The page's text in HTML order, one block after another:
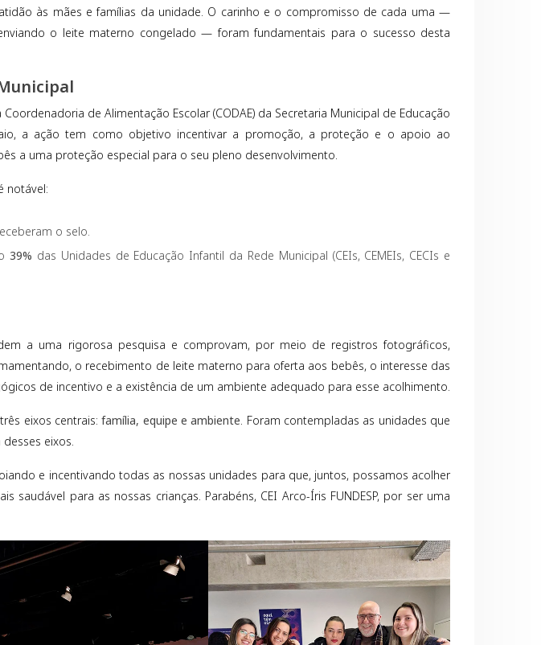
às mães e famílias da unidade. O carinho e o compromisso de cada uma —
o leite materno congelado — foram fundamentais para o sucesso desta
de Alimentação Escolar (CODAE) da Secretaria Municipal de Educação
a ação tem como objetivo incentivar a promoção, a proteção e o apoio ao
a uma proteção especial para o seu pleno desenvolvimento.
notável:
o selo.
39% das Unidades de Educação Infantil da Rede Municipal (CEIs, CEMEIs, CECIs e
a uma rigorosa pesquisa e comprovam, por meio de registros fotográficos,
o recebimento de leite materno para oferta aos bebês, o interesse das
de incentivo e a existência de um ambiente adequado para esse acolhimento.
eixos centrais:família, equipe e ambiente. Foram contempladas as unidades que
eixos.
e incentivando todas as nossas unidades para que, juntos, possamos acolher
para as nossas crianças. Parabéns, CEI Arco-Íris FUNDESP, por ser uma